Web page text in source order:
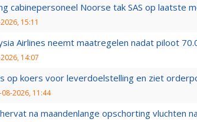
cabinepersoneel Noorse tak SAS op laatste
15:11
Airlines neemt maatregelen nadat piloot
14:07
op koers voor leverdoelstelling en ziet
08-2026, 11:44
na maandenlange opschorting vluchten